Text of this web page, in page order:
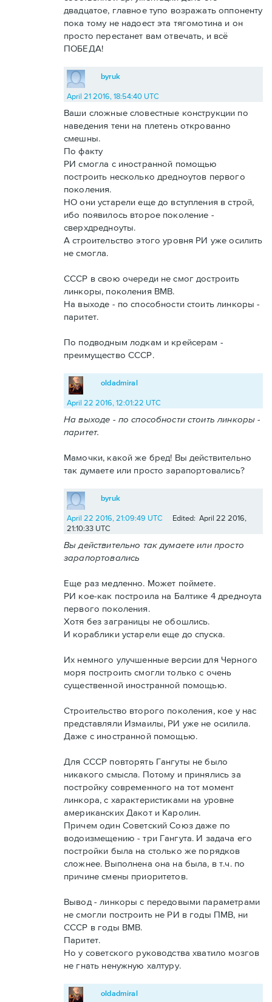
двадцатое, главное тупо возражать оппоненту
пока тому не надоест эта тягомотина и он
просто перестанет вам отвечать, и всё
ПОБЕДА!
byruk
April 21 2016, 18:54:40 UTC
Ваши сложные словестные конструкции по
наведения тени на плетень открованно
смешны.
По факту
РИ смогла с иностранной помощью
построить несколько дредноутов первого
поколения.
НО они устарели еще до вступления в строй,
ибо появилось второе поколение -
сверхдредноуты.
А строительство этого уровня РИ уже осилить
не смогла.
СССР в свою очереди не смог достроить
линкоры, поколения ВМВ.
На выходе - по способности стоить линкоры -
паритет.
По подводным лодкам и крейсерам -
преимущество СССР.
oldadmiral
April 22 2016, 12:01:22 UTC
На выходе - по способности стоить линкоры -
паритет.
Мамочки, какой же бред! Вы действительно
так думаете или просто зарапортовались?
byruk
April 22 2016, 21:09:49 UTC
Edited: April 22 2016,
21:10:33 UTC
Вы действительно так думаете или просто
зарапортовались
Еще раз медленно. Может поймете.
РИ кое-как построила на Балтике 4 дредноута
первого поколения.
Хотя без заграницы не обошлись.
И кораблики устарели еще до спуска.
Их немного улучшенные версии для Черного
моря построить смогли только с очень
существенной иностранной помощью.
Строительство второго поколения, кое у нас
представляли Измаилы, РИ уже не осилила.
Даже с иностранной помощью.
Для СССР повторять Гангуты не было
никакого смысла. Потому и принялись за
постройку современного на тот момент
линкора, с характеристиками на уровне
американских Дакот и Каролин.
Причем один Советский Союз даже по
водоизмещению - три Гангута. И задача его
постройки была на столько же порядков
сложнее. Выполнена она на была, в т.ч. по
причине смены приоритетов.
Вывод - линкоры с передовыми параметрами
не смогли построить не РИ в годы ПМВ, ни
СССР в годы ВМВ.
Паритет.
Но у советского руководства хватило мозгов
не гнать ненужную халтуру.
oldadmiral